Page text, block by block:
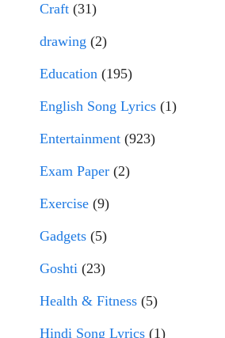
Craft (31)
drawing (2)
Education (195)
English Song Lyrics (1)
Entertainment (923)
Exam Paper (2)
Exercise (9)
Gadgets (5)
Goshti (23)
Health & Fitness (5)
Hindi Song Lyrics (1)